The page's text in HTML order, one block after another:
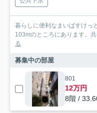
暮らしに便利なまいばすけっ
103mのところにあります。
る
募集中の部屋
801
12万円
8階 /